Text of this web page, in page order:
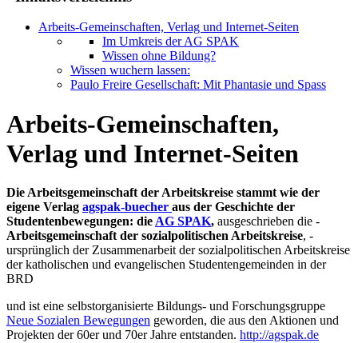
Arbeits-Gemeinschaften, Verlag und Internet-Seiten
Im Umkreis der AG SPAK
Wissen ohne Bildung?
Wissen wuchern lassen:
Paulo Freire Gesellschaft: Mit Phantasie und Spass
Arbeits-Gemeinschaften,
Verlag und Internet-Seiten
Die Arbeitsgemeinschaft der Arbeitskreise stammt wie der
eigene Verlag agspak-buecher aus der Geschichte der
Studentenbewegungen: die AG SPAK, ausgeschrieben die -
Arbeitsgemeinschaft der sozialpolitischen Arbeitskreise, -
ursprünglich der Zusammenarbeit der sozialpolitischen Arbeitskreise
der katholischen und evangelischen Studentengemeinden in der
BRD
und ist eine selbstorganisierte Bildungs- und Forschungsgruppe
Neue Sozialen Bewegungen geworden, die aus den Aktionen und
Projekten der 60er und 70er Jahre entstanden. http://agspak.de